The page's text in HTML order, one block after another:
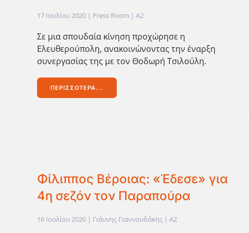
17 Ιουλίου 2020 | Press Room | A2
Σε μια σπουδαία κίνηση προχώρησε η
Ελευθερούπολη, ανακοινώνοντας την έναρξη
συνεργασίας της με τον Θοδωρή Τσιλούλη.
ΠΕΡΙΣΣΌΤΕΡΑ...
Φίλιππος Βέροιας: «Έδεσε» για
4η σεζόν τον Παραπούρα
16 Ιουλίου 2020 | Γιάννης Γιαννουδάκης | A2